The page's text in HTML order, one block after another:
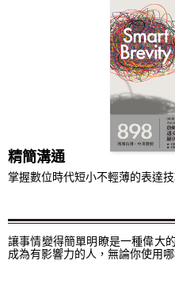
精簡溝通
掌握數位時代短小不輕薄的表達
讓事情變得簡單明瞭是一種偉大
成為有影響力的人，無論你使用